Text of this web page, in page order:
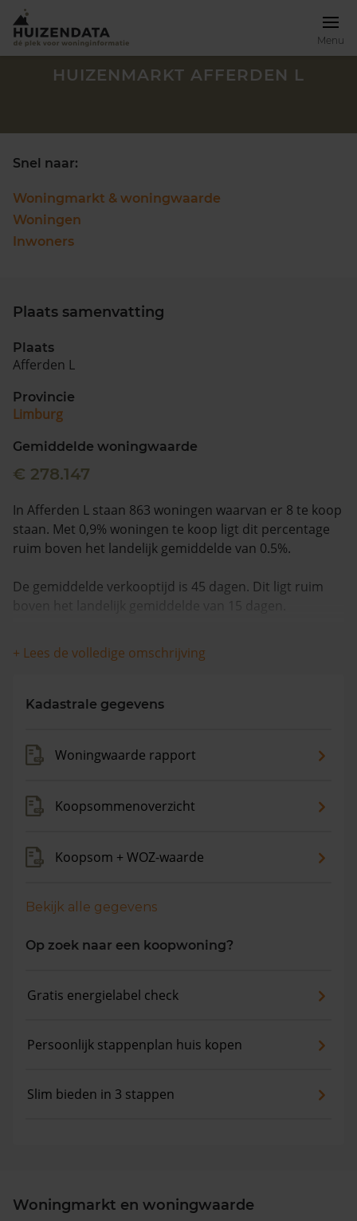
Menu
Zoek een woning
088 220 4200
Maandag t/m vrijdag - 08:00 -18:00
HUIZENMARKT AFFERDEN L
Snel naar:
Woningmarkt & woningwaarde
Woningen
Inwoners
Plaats samenvatting
Plaats
Afferden L
Provincie
Limburg
Gemiddelde woningwaarde
€ 278.147
In Afferden L staan 863 woningen waarvan er 8 te koop
staan. Met 0,9% woningen te koop ligt dit percentage
ruim boven het landelijk gemiddelde van 0.5%.
De gemiddelde verkooptijd is 45 dagen. Dit ligt ruim
boven het landelijk gemiddelde van 15 dagen.
De gemiddelde huizenprijs is €511.625. De gemiddelde
vraagprijs is €511.625. In de afgelopen 12 maanden is
+ Lees de volledige omschrijving
Kadastrale gegevens
Woningwaarde rapport
Koopsommenoverzicht
Koopsom + WOZ-waarde
Bekijk alle gegevens
Op zoek naar een koopwoning?
Gratis energielabel check
Persoonlijk stappenplan huis kopen
Slim bieden in 3 stappen
Woningmarkt en woningwaarde